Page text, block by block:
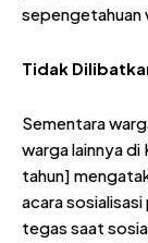
sepengetahuan
Tidak
Sementara
warga lainnya
tahun]
acara
tegas saat